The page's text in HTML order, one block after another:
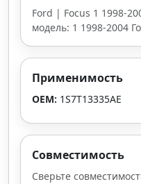
Ford | Focus 1 1998-
модель: 1 1998-2004
Применимость
OEM: 1S7T13335AE
Совместимость
Сверьте